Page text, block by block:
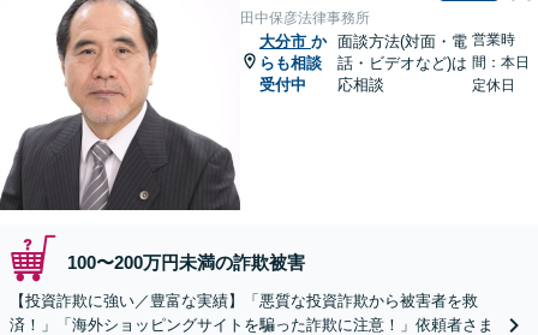
田中保彦法律事務所
大分市 か
らも相談
受付中
面談方法(対面・電
話・ビデオなど)は
応相談
営業時
間：本日
定休日
100〜200万円未満の詐欺被害
【投資詐欺に強い／豊富な実績】「悪質な投資詐欺から被害者を救
済！」「海外ショッピングサイトを騙った詐欺に注意！」依頼者さま